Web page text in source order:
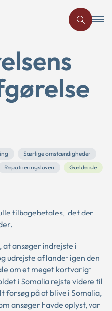
Særlige omstændigheder
Repatrieringsloven Gældende
tilbagebetales, idet der
ansøger indrejste i
udrejste af landet igen den
om et meget kortvarigt
i Somalia rejste videre til
forsøg på at blive i Somalia,
ansøger havde oplyst, var